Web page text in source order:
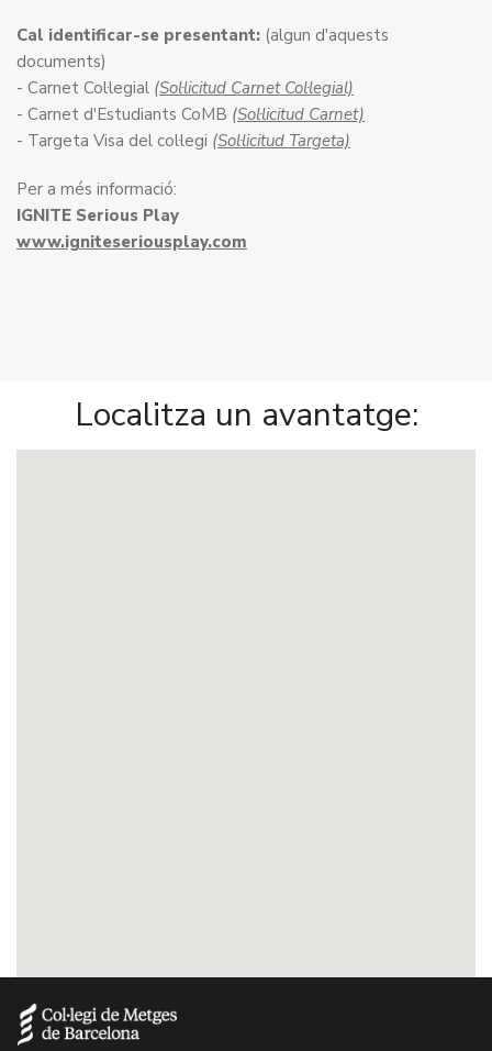
Cal identificar-se presentant: (algun d'aquests
documents)
- Carnet Col·legial (Sol·licitud Carnet Col·legial)
- Carnet d'Estudiants CoMB (Sol·licitud Carnet)
- Targeta Visa del col·legi (Sol·licitud Targeta)
Per a més informació:
IGNITE Serious Play
www.igniteseriousplay.com
Localitza un avantatge: